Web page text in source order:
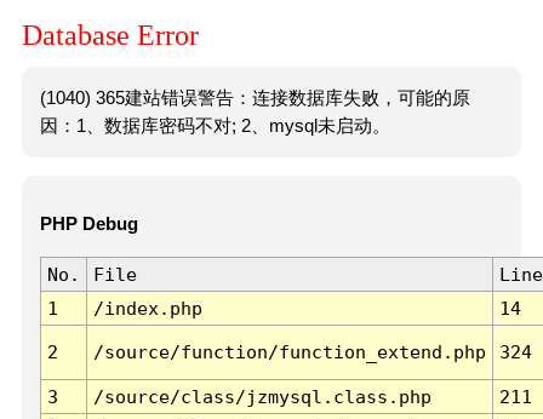
Database Error
(1040) 365建站错误警告：连接数据库失败，可能的原
因：1、数据库密码不对; 2、mysql未启动。
PHP Debug
No. File
Line
1
/index.php 14
2 /source/function/function_extend.php 324
3 /source/class/jzmysql.class.php
211